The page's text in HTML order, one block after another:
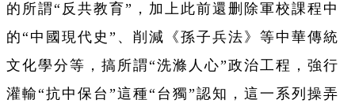
的所謂“反共教育”，加上此前還删除軍校課程中
的“中國現代史”、削減《孫子兵法》等中華傳統
文化學分等，搞所謂“洗滌人心”政治工程，強行
灌輸“抗中保台”這種“台獨”認知，這一系列操弄